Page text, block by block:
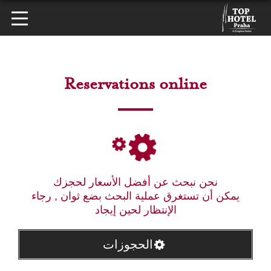
Reservations online
نحن نبحث عن أفضل الأسعار لحجزك
يمكن أن تستغرق عملية البحث بضع ثوان , رجاء
الإنتظار لحين إيجاد
الحجوزات